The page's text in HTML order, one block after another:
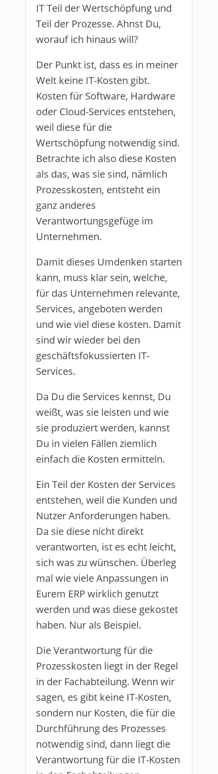
IT Teil der Wertschöpfung und
Teil der Prozesse. Ahnst Du,
worauf ich hinaus will?
Der Punkt ist, dass es in meiner
Welt keine IT-Kosten gibt.
Kosten für Software, Hardware
oder Cloud-Services entstehen,
weil diese für die
Wertschöpfung notwendig sind.
Betrachte ich also diese Kosten
als das, was sie sind, nämlich
Prozesskosten, entsteht ein
ganz anderes
Verantwortungsgefüge im
Unternehmen.
Damit dieses Umdenken starten
kann, muss klar sein, welche,
für das Unternehmen relevante,
Services, angeboten werden
und wie viel diese kosten. Damit
sind wir wieder bei den
geschäftsfokussierten IT-
Services.
Da Du die Services kennst, Du
weißt, was sie leisten und wie
sie produziert werden, kannst
Du in vielen Fällen ziemlich
einfach die Kosten ermitteln.
Ein Teil der Kosten der Services
entstehen, weil die Kunden und
Nutzer Anforderungen haben.
Da sie diese nicht direkt
verantworten, ist es echt leicht,
sich was zu wünschen. Überleg
mal wie viele Anpassungen in
Eurem ERP wirklich genutzt
werden und was diese gekostet
haben. Nur als Beispiel.
Die Verantwortung für die
Prozesskosten liegt in der Regel
in der Fachabteilung. Wenn wir
sagen, es gibt keine IT-Kosten,
sondern nur Kosten, die für die
Durchführung des Prozesses
notwendig sind, dann liegt die
Verantwortung für die IT-Kosten